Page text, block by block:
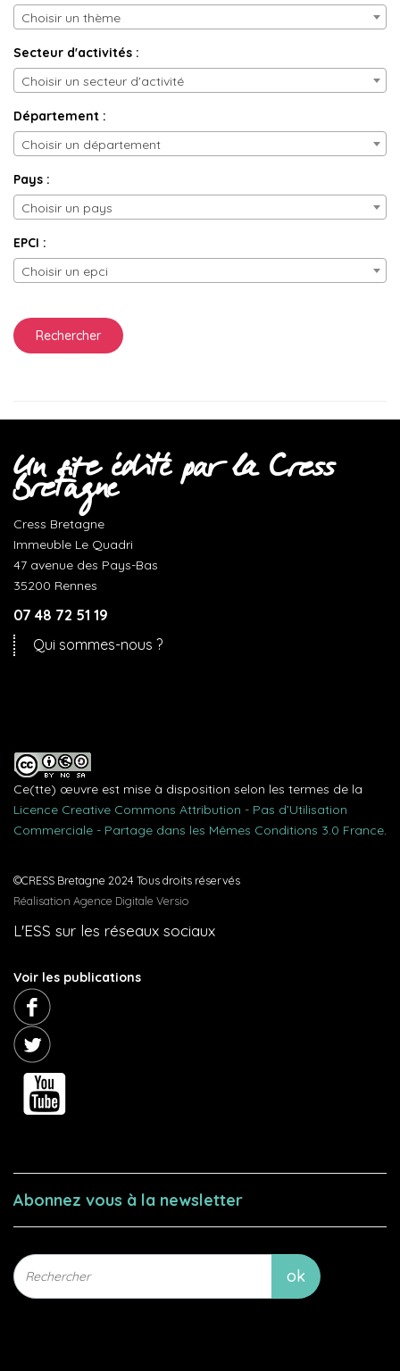
Choisir un thème
Secteur d'activités :
Choisir un secteur d'activité
Département :
Choisir un département
Pays :
Choisir un pays
EPCI :
Choisir un epci
Un site édité par la Cress
Bretagne
Cress Bretagne
Immeuble Le Quadri
47 avenue des Pays-Bas
35200 Rennes
07 48 72 51 19
Qui sommes-nous ?
Ce(tte) œuvre est mise à disposition selon les termes de la
Licence Creative Commons Attribution - Pas d’Utilisation
Commerciale - Partage dans les Mêmes Conditions 3.0 France.
©CRESS Bretagne 2024 Tous droits réservés
Réalisation Agence Digitale Versio
L'ESS sur les réseaux sociaux
Voir les publications
Abonnez vous à la newsletter